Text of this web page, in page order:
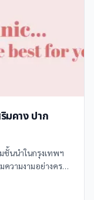
มคาง ปาก
ชั้นนำในกรุงเทพฯ
ความงามอย่างครบ